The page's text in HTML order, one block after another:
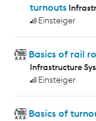
turnouts
Einsteiger
Basics of rail
Infrastructure
Einsteiger
Basics of